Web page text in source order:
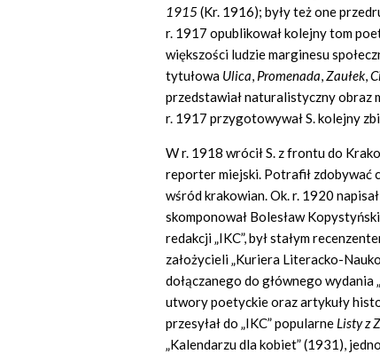
1915(Kr. 1916); były też one
r. 1917 opublikował kolejny tom
większości ludzie marginesu
tytułowa Ulica, Promenada,Zaułek,
przedstawiał naturalistyczny obraz
r. 1917 przygotowywał S. kolejny
W r. 1918 wrócił S. z frontu do
reporter miejski. Potrafił zdobywać
wśród krakowian. Ok. r. 1920
skomponował Bolesław
redakcji „IKC”, był stałym
założycieli „Kuriera Literacko-
dołączanego do głównego
utwory poetyckie oraz artykuły
przesyłał do „IKC” popularne Listy z
„Kalendarzu dla kobiet” (1931),